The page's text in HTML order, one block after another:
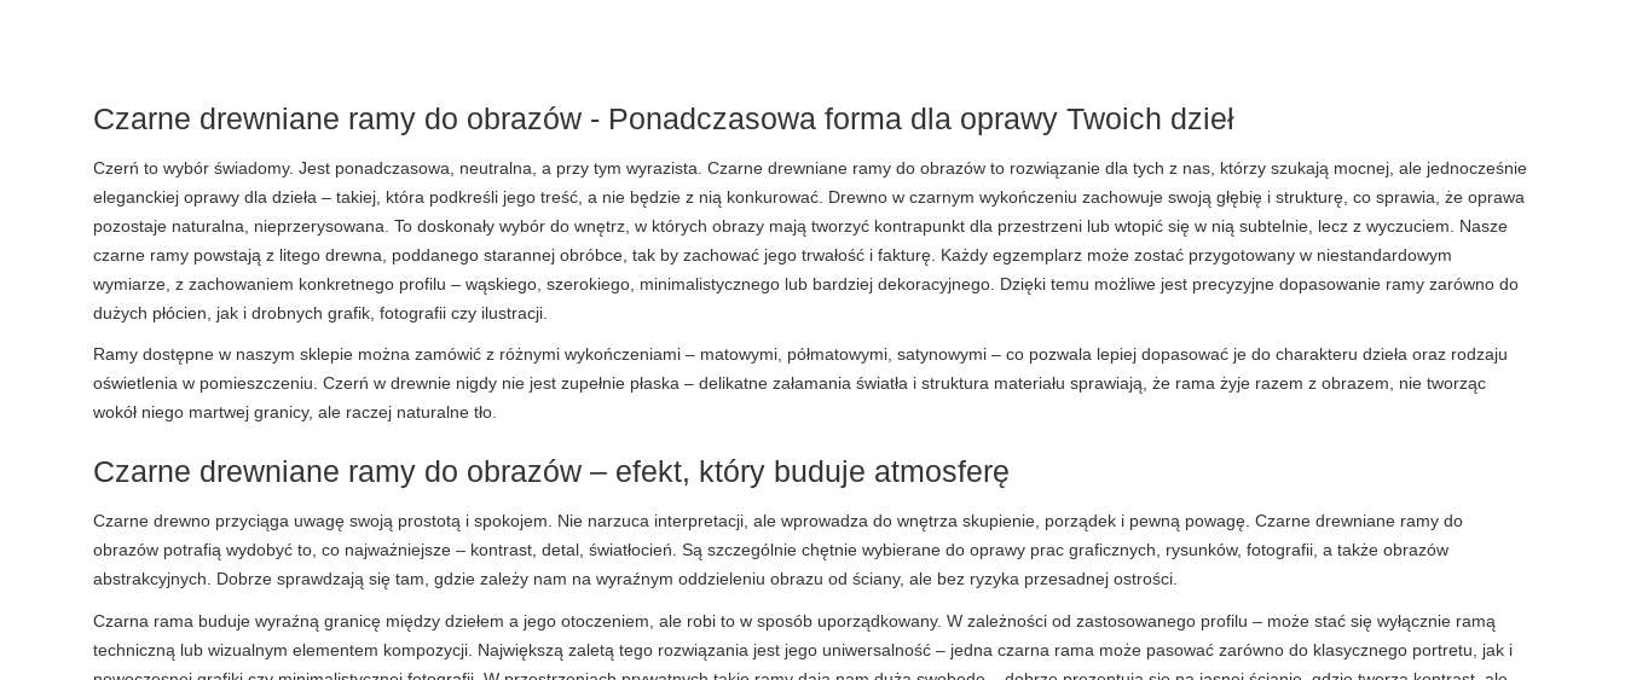
Czarne drewniane ramy do obrazów - Ponadczasowa forma dla oprawy Twoich dzieł
Czerń to wybór świadomy. Jest ponadczasowa, neutralna, a przy tym wyrazista. Czarne drewniane ramy do obrazów to rozwiązanie dla tych z nas, którzy szukają mocnej, ale jednocześnie
eleganckiej oprawy dla dzieła – takiej, która podkreśli jego treść, a nie będzie z nią konkurować. Drewno w czarnym wykończeniu zachowuje swoją głębię i strukturę, co sprawia, że oprawa
pozostaje naturalna, nieprzerysowana. To doskonały wybór do wnętrz, w których obrazy mają tworzyć kontrapunkt dla przestrzeni lub wtopić się w nią subtelnie, lecz z wyczuciem. Nasze
czarne ramy powstają z litego drewna, poddanego starannej obróbce, tak by zachować jego trwałość i fakturę. Każdy egzemplarz może zostać przygotowany w niestandardowym
wymiarze, z zachowaniem konkretnego profilu – wąskiego, szerokiego, minimalistycznego lub bardziej dekoracyjnego. Dzięki temu możliwe jest precyzyjne dopasowanie ramy zarówno do
dużych płócien, jak i drobnych grafik, fotografii czy ilustracji.
Ramy dostępne w naszym sklepie można zamówić z różnymi wykończeniami – matowymi, półmatowymi, satynowymi – co pozwala lepiej dopasować je do charakteru dzieła oraz rodzaju
oświetlenia w pomieszczeniu. Czerń w drewnie nigdy nie jest zupełnie płaska – delikatne załamania światła i struktura materiału sprawiają, że rama żyje razem z obrazem, nie tworząc
wokół niego martwej granicy, ale raczej naturalne tło.
Czarne drewniane ramy do obrazów – efekt, który buduje atmosferę
Czarne drewno przyciąga uwagę swoją prostotą i spokojem. Nie narzuca interpretacji, ale wprowadza do wnętrza skupienie, porządek i pewną powagę. Czarne drewniane ramy do
obrazów potrafią wydobyć to, co najważniejsze – kontrast, detal, światłocień. Są szczególnie chętnie wybierane do oprawy prac graficznych, rysunków, fotografii, a także obrazów
abstrakcyjnych. Dobrze sprawdzają się tam, gdzie zależy nam na wyraźnym oddzieleniu obrazu od ściany, ale bez ryzyka przesadnej ostrości.
Czarna rama buduje wyraźną granicę między dziełem a jego otoczeniem, ale robi to w sposób uporządkowany. W zależności od zastosowanego profilu – może stać się wyłącznie ramą
techniczną lub wizualnym elementem kompozycji. Największą zaletą tego rozwiązania jest jego uniwersalność – jedna czarna rama może pasować zarówno do klasycznego portretu, jak i